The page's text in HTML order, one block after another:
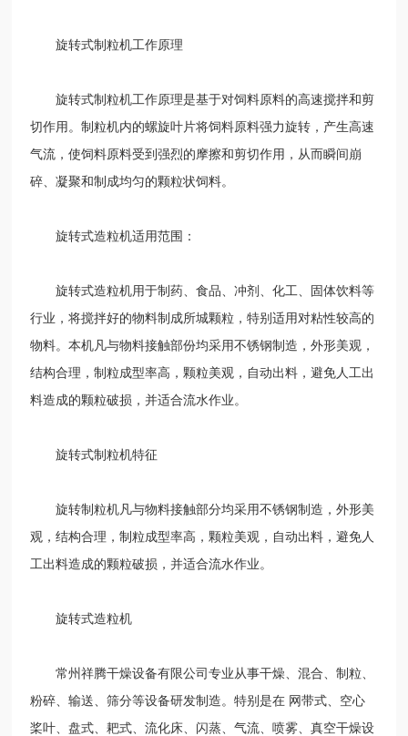
旋转式制粒机工作原理
旋转式制粒机工作原理是基于对饲料原料的高速搅拌和剪
切作用。制粒机内的螺旋叶片将饲料原料强力旋转，产生高速
气流，使饲料原料受到强烈的摩擦和剪切作用，从而瞬间崩
碎、凝聚和制成均匀的颗粒状饲料。
旋转式造粒机适用范围：
旋转式造粒机用于制药、食品、冲剂、化工、固体饮料等
行业，将搅拌好的物料制成所城颗粒，特别适用对粘性较高的
物料。本机凡与物料接触部份均采用不锈钢制造，外形美观，
结构合理，制粒成型率高，颗粒美观，自动出料，避免人工出
料造成的颗粒破损，并适合流水作业。
旋转式制粒机特征
旋转制粒机凡与物料接触部分均采用不锈钢制造，外形美
观，结构合理，制粒成型率高，颗粒美观，自动出料，避免人
工出料造成的颗粒破损，并适合流水作业。
旋转式造粒机
常州祥腾干燥设备有限公司专业从事干燥、混合、制粒、
粉碎、输送、筛分等设备研发制造。特别是在 网带式、空心
桨叶、盘式、耙式、流化床、闪蒸、气流、喷雾、真空干燥设